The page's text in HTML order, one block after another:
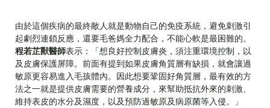
由於這個疾病的最終敵人就是動物自己的免疫系統，避免刺激引
起劇烈連鎖反應，還要毛爸媽全力配合，不能心軟是最困難的。
程若芷獸醫師表示：「想良好控制皮膚炎，須注重環境控制，以
及皮膚保護屏障。前面有提到如果皮膚角質層有缺損，就會讓過
敏原更容易進入毛孩體內。因此想要鞏固好角質層，最有效的方
法之一就是提供皮膚需要的營養成分，來幫助抵抗外來的刺激、
維持表皮的水分及濕度，以及預防過敏原及病原菌等入侵。」